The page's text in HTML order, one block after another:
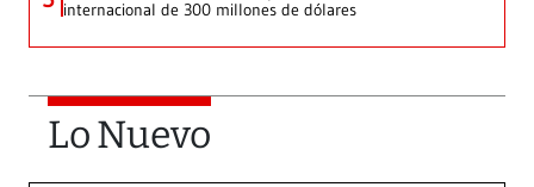
internacional de 300 millones de dólares
Lo Nuevo